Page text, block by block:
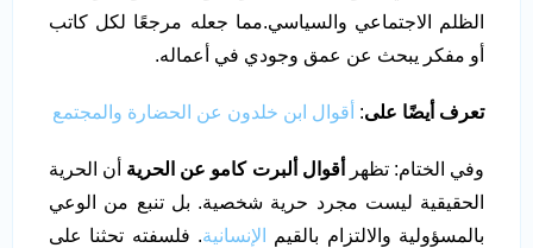
الظلم الاجتماعي والسياسي.مما جعله مرجعًا لكل كاتب
أو مفكر يبحث عن عمق وجودي في أعماله.
تعرف أيضًا على: أقوال ابن خلدون عن الحضارة والمجتمع
وفي الختام: تظهر أقوال ألبرت كامو عن الحرية أن الحرية
الحقيقية ليست مجرد حرية شخصية. بل تنبع من الوعي
بالمسؤولية والالتزام بالقيم الإنسانية. فلسفته تحثنا على